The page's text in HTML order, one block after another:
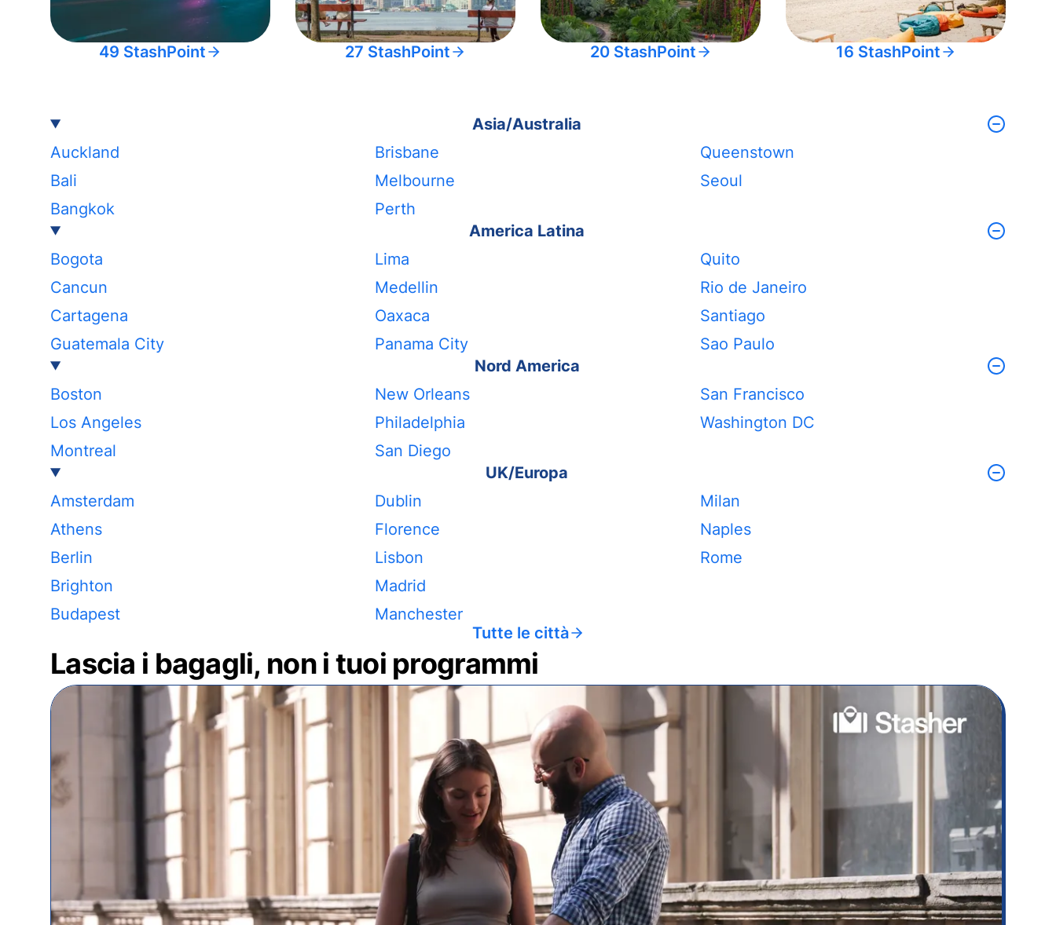
49 StashPoint 27 StashPoint 20 StashPoint 16 StashPoint
Asia/Australia
Auckland
Bali
Bangkok
Brisbane
Melbourne
Perth
Queenstown
Seoul
America Latina
Bogota
Cancun
Cartagena
Guatemala City
Lima
Medellin
Oaxaca
Panama City
Quito
Rio de Janeiro
Santiago
Sao Paulo
Nord America
Boston
Los Angeles
Montreal
New Orleans
Philadelphia
San Diego
San Francisco
Washington DC
UK/Europa
Amsterdam
Athens
Berlin
Brighton
Budapest
Dublin
Florence
Lisbon
Madrid
Manchester
Milan
Naples
Rome
Tutte le città
Lascia i bagagli, non i tuoi programmi